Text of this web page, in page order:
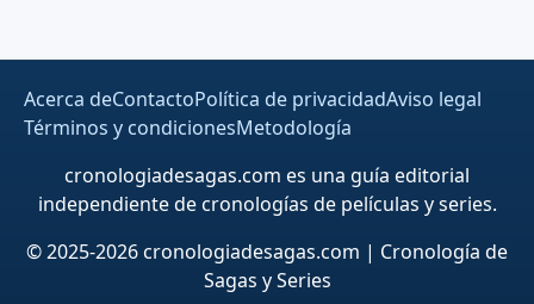
Acerca deContactoPolítica de privacidadAviso legal
Términos y condicionesMetodología
cronologiadesagas.com es una guía editorial
independiente de cronologías de películas y series.
© 2025-2026 cronologiadesagas.com | Cronología de
Sagas y Series